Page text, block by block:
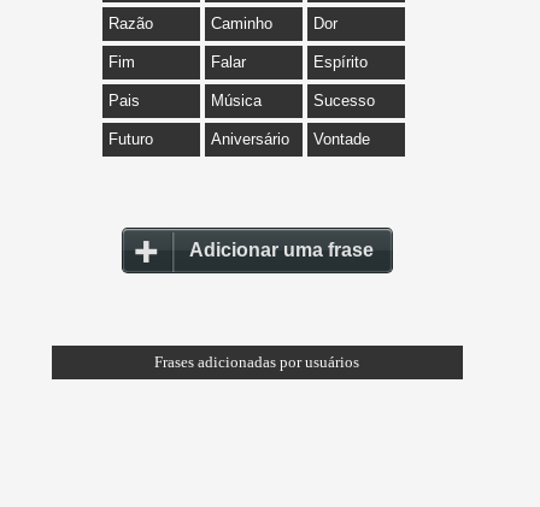
Razão Caminho Dor
Fim Falar Espírito
Pais Música Sucesso
Futuro Aniversário Vontade
Adicionar uma frase
Frases adicionadas por usuários